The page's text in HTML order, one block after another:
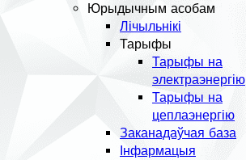
Юрыдычным асобам
Лічыльнікі
Тарыфы
Тарыфы на
электраэнергію
Тарыфы на
цеплаэнергію
Заканадаўчая база
Інфармацыя